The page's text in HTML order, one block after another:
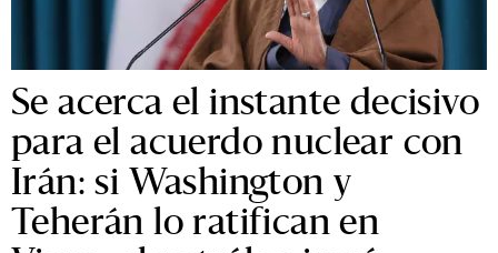
Se acerca el instante decisivo
para el acuerdo nuclear con
Irán: si Washington y
Teherán lo ratifican en